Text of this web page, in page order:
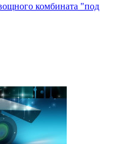
комбината "под